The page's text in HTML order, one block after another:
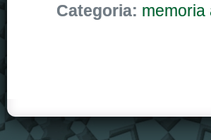
Categoria: memoria